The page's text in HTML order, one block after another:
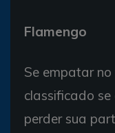
Flamengo
Se empatar
classificado se
perder sua